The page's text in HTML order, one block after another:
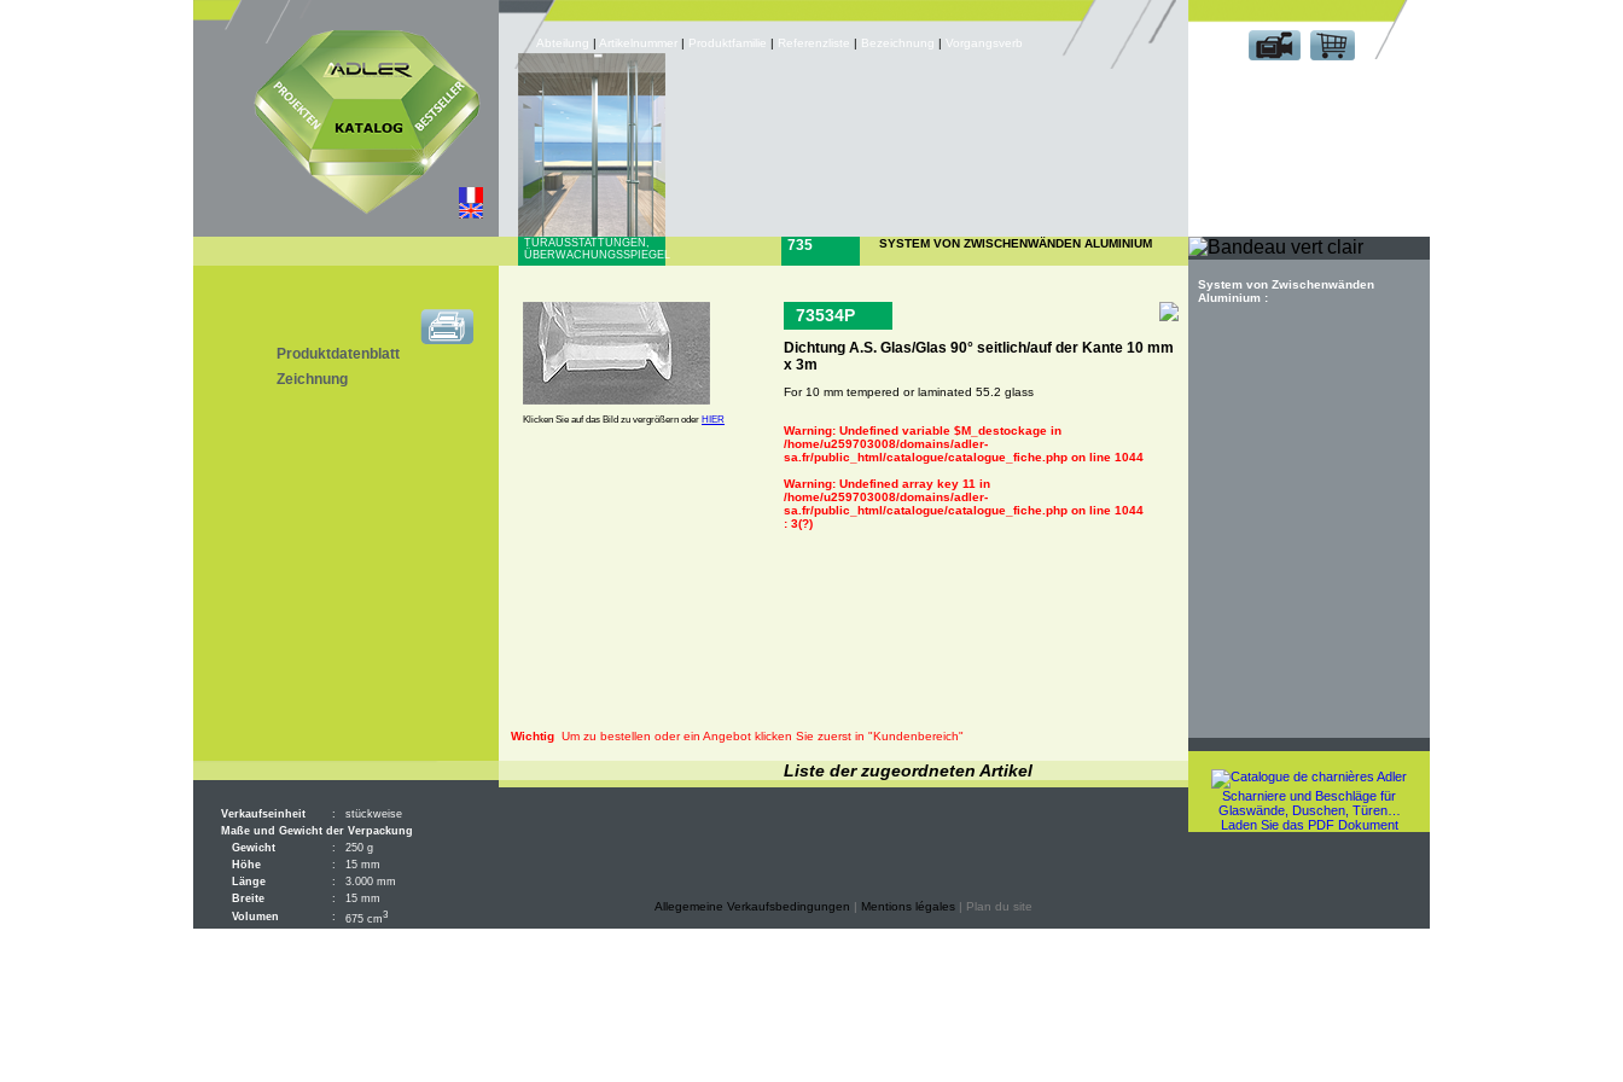
Abteilung | Artikelnummer | Produktfamilie | Referenzliste | Bezeichnung | Vorgangsverb
Produktdatenblatt
Zeichnung
Verkaufseinheit :
stückweise
Maße und Gewicht der Verpackung
Gewicht
:
250 g
Höhe
:
15 mm
Länge
:
3.000 mm
Breite
:
15 mm
Volumen
: 675 cm3
TÜRAUSSTATTUNGEN,
ÜBERWACHUNGSSPIEGEL
735 SYSTEM VON ZWISCHENWÄNDEN ALUMINIUM
Klicken Sie auf das Bild zu vergrößern oder HIER
73534P
Dichtung A.S. Glas/Glas 90° seitlich/auf der Kante 10 mm
x 3m
For 10 mm tempered or laminated 55.2 glass
Warning: Undefined variable $M_destockage in
/home/u259703008/domains/adler-
sa.fr/public_html/catalogue/catalogue_fiche.php on line 1044
Warning: Undefined array key 11 in
/home/u259703008/domains/adler-
sa.fr/public_html/catalogue/catalogue_fiche.php on line 1044
: 3(?)
Wichtig Um zu bestellen oder ein Angebot klicken Sie zuerst in "Kundenbereich"
Liste der zugeordneten Artikel
Allegemeine Verkaufsbedingungen | Mentions légales | Plan du site
System von Zwischenwänden
Aluminium :
Scharniere und Beschläge für
Glaswände, Duschen, Türen…
Laden Sie das PDF Dokument